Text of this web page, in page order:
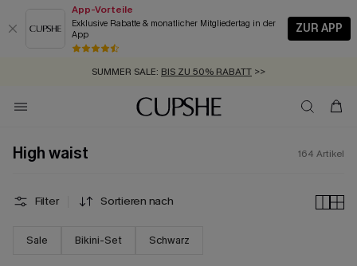
App-Vorteile
Exklusive Rabatte & monatlicher Mitgliedertag in der
App
ZUR APP
GRATIS MASSBAND MIT JEDEM SCHNELLVERSAND-ARTIKEL >>
SUMMER SALE:
ZUM NEWSLETTER:BIS ZU -20% EXTRA ERHALTEN
KOSTENLOSER VERSAND AB 89 €
High waist 164 Artikel
Filter Sortieren nach
Sale Bikini-Set Schwarz